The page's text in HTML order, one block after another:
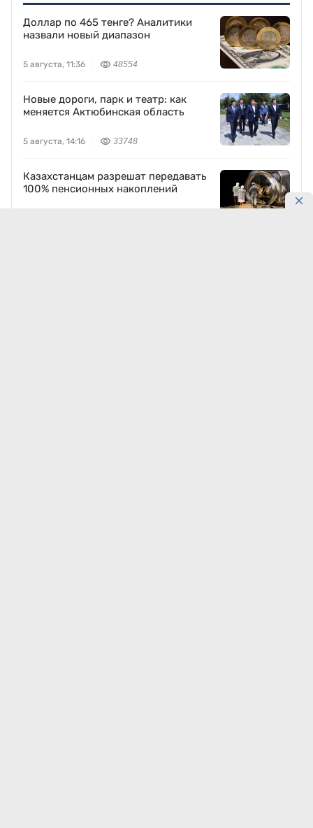
Доллар по 465 тенге? Аналитики
назвали новый диапазон
5 августа, 11:36 48554
Новые дороги, парк и театр: как
меняется Актюбинская область
5 августа, 14:16 33748
Казахстанцам разрешат передавать
100% пенсионных накоплений